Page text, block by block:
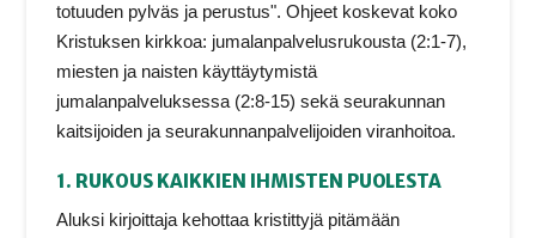
totuuden pylväs ja perustus". Ohjeet koskevat koko
Kristuksen kirkkoa: jumalanpalvelusrukousta (2:1-7),
miesten ja naisten käyttäytymistä
jumalanpalveluksessa (2:8-15) sekä seurakunnan
kaitsijoiden ja seurakunnanpalvelijoiden viranhoitoa.
1. RUKOUS KAIKKIEN IHMISTEN PUOLESTA
Aluksi kirjoittaja kehottaa kristittyjä pitämään